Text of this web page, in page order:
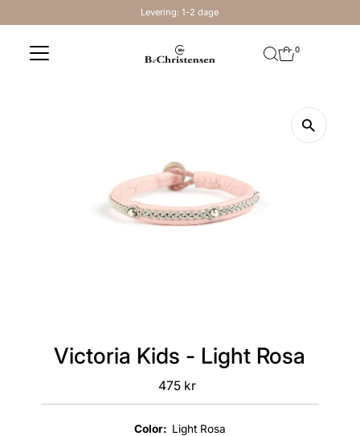
Levering: 1-2 dage
0
Victoria Kids - Light Rosa
Regular
Price
475 kr
Color: Light Rosa